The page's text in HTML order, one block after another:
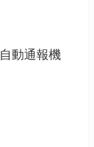
動通報機